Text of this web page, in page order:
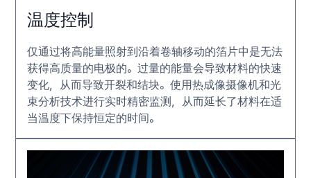
温度控制
仅通过将高能量照射到沿着卷轴移动的箔片中是无法
获得高质量的电极的。过量的能量会导致材料的快速
变化，从而导致开裂和结块。使用热成像摄像机和光
束分析技术进行实时精密监测，从而延长了材料在适
当温度下保持恒定的时间。